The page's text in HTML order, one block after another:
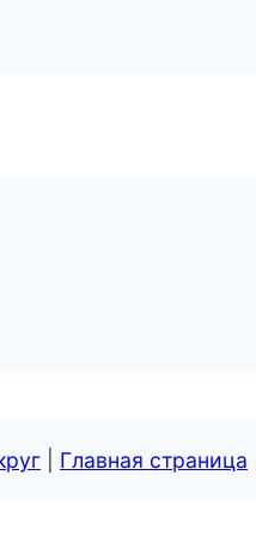
Главная страница